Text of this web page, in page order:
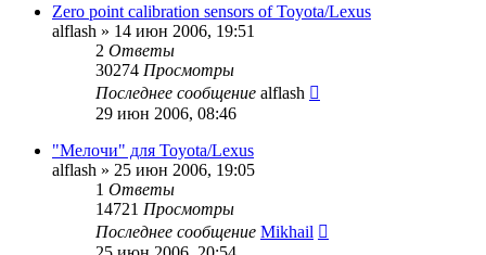
Zero point calibration sensors of Toyota/Lexus
alflash » 14 июн 2006, 19:51
2 Ответы
30274 Просмотры
Последнее сообщение alflash
29 июн 2006, 08:46
"Мелочи" для Toyota/Lexus
alflash » 25 июн 2006, 19:05
1 Ответы
14721 Просмотры
Последнее сообщение Mikhail